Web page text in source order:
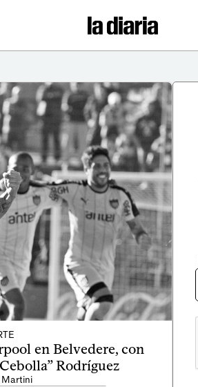
en Belvedere, con
Rodríguez
Martini